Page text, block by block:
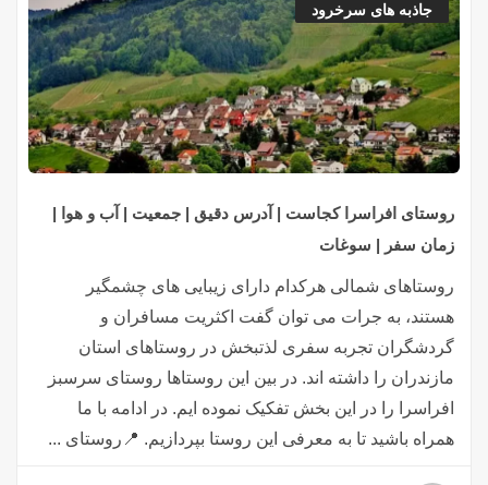
جاذبه های سرخرود
روستای افراسرا کجاست | آدرس دقیق | جمعیت | آب و هوا |
زمان سفر | سوغات
روستاهای شمالی هرکدام دارای زیبایی های چشمگیر
هستند، به جرات می توان گفت اکثریت مسافران و
گردشگران تجربه سفری لذتبخش در روستاهای استان
مازندران را داشته اند. در بین این روستاها روستای سرسبز
افراسرا را در این بخش تفکیک نموده ایم. در ادامه با ما
همراه باشید تا به معرفی این روستا بپردازیم. 📍روستای ...